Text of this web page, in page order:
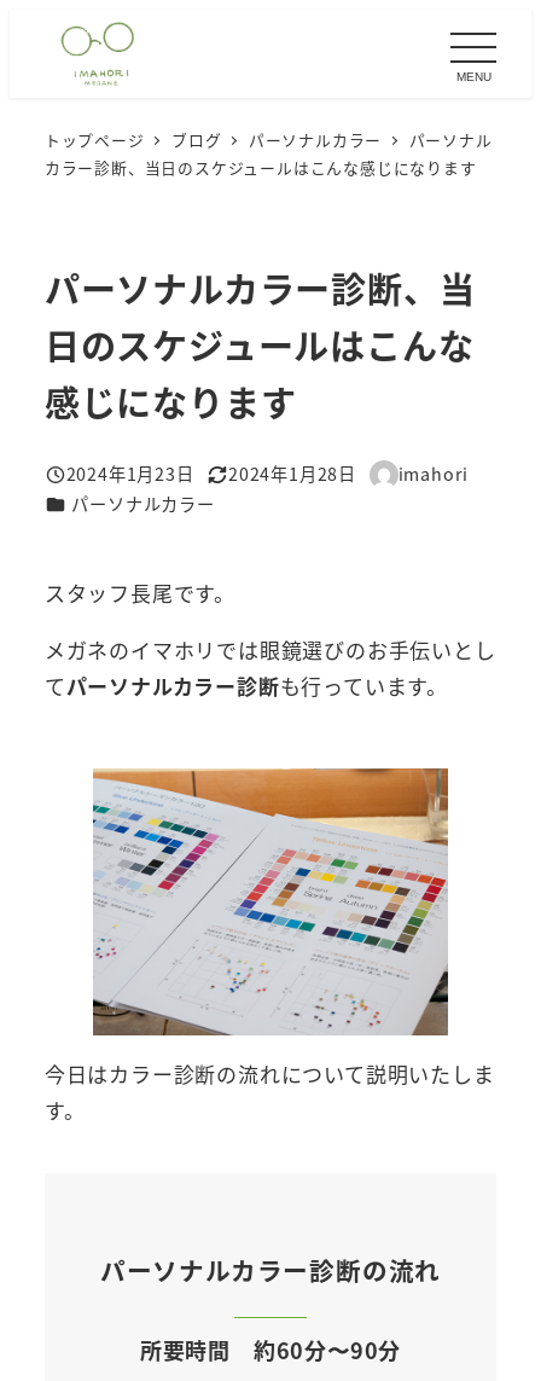
MENU
トップページ ブログ パーソナルカラー
パーソナル
カラー診断、当日のスケジュールはこんな感じになります
パーソナルカラー診断、当
日のスケジュールはこんな
感じになります
投稿日
2024年1月23日
更新日
2024年1月28日
著
imahori
カテゴリー
パーソナルカラー
スタッフ長尾です。
メガネのイマホリでは眼鏡選びのお手伝いとし
てパーソナルカラー診断も行っています。
今日はカラー診断の流れについて説明いたしま
す。
パーソナルカラー診断の流れ
所要時間 約60分〜90分